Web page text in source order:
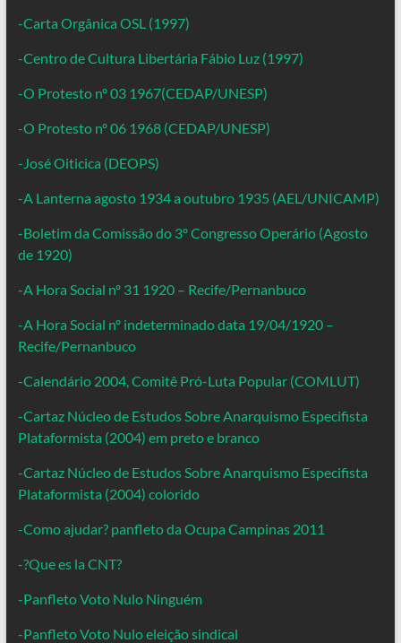
-Carta Orgânica OSL (1997)
-Centro de Cultura Libertária Fábio Luz (1997)
-O Protesto nº 03 1967(CEDAP/UNESP)
-O Protesto nº 06 1968 (CEDAP/UNESP)
-José Oiticica (DEOPS)
-A Lanterna agosto 1934 a outubro 1935 (AEL/UNICAMP)
-Boletim da Comissão do 3º Congresso Operário (Agosto
de 1920)
-A Hora Social nº 31 1920 – Recife/Pernanbuco
-A Hora Social nº indeterminado data 19/04/1920 –
Recife/Pernanbuco
-Calendário 2004, Comitê Pró-Luta Popular (COMLUT)
-Cartaz Núcleo de Estudos Sobre Anarquismo Especifista
Plataformista (2004) em preto e branco
-Cartaz Núcleo de Estudos Sobre Anarquismo Especifista
Plataformista (2004) colorido
-Como ajudar? panfleto da Ocupa Campinas 2011
-?Que es la CNT?
-Panfleto Voto Nulo Ninguém
-Panfleto Voto Nulo eleição sindical